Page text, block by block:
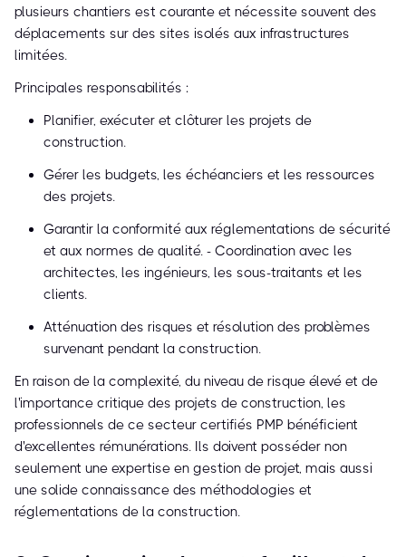
plusieurs chantiers est courante et nécessite souvent des
déplacements sur des sites isolés aux infrastructures
limitées.
Principales responsabilités :
Planifier, exécuter et clôturer les projets de
construction.
Gérer les budgets, les échéanciers et les ressources
des projets.
Garantir la conformité aux réglementations de sécurité
et aux normes de qualité. - Coordination avec les
architectes, les ingénieurs, les sous-traitants et les
clients.
Atténuation des risques et résolution des problèmes
survenant pendant la construction.
En raison de la complexité, du niveau de risque élevé et de
l'importance critique des projets de construction, les
professionnels de ce secteur certifiés PMP bénéficient
d'excellentes rémunérations. Ils doivent posséder non
seulement une expertise en gestion de projet, mais aussi
une solide connaissance des méthodologies et
réglementations de la construction.